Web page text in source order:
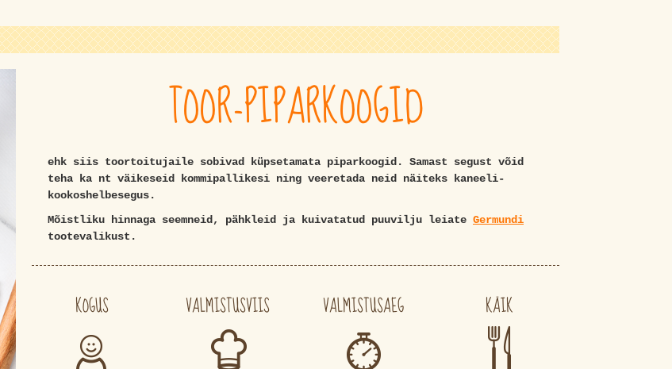
TOOR-PIPARKOOGID
ehk siis toortoitujaile sobivad küpsetamata piparkoogid. Samast segust võid
teha ka nt väikeseid kommipallikesi ning veeretada neid näiteks kaneeli-
kookoshelbesegus.
Mõistliku hinnaga seemneid, pähkleid ja kuivatatud puuvilju leiate Germundi
tootevalikust.
KOGUS VALMISTUSVIIS VALMISTUSAEG KÄIK